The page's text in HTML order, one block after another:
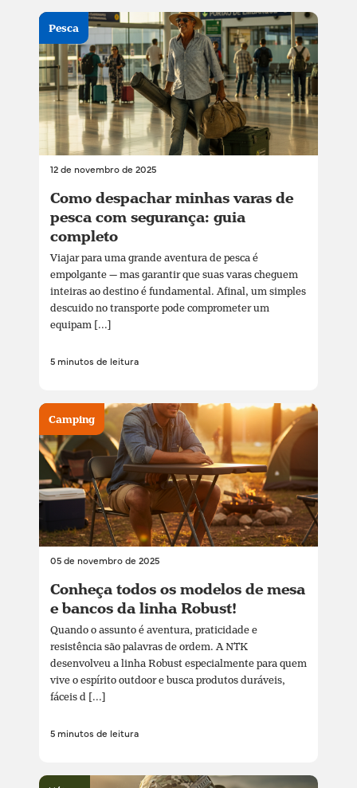
12 de novembro de 2025
Como despachar minhas varas de
pesca com segurança: guia
completo
Viajar para uma grande aventura de pesca é
empolgante — mas garantir que suas varas cheguem
inteiras ao destino é fundamental. Afinal, um simples
descuido no transporte pode comprometer um
equipam [...]
5 minutos de leitura
Pesca
05 de novembro de 2025
Conheça todos os modelos de mesa
e bancos da linha Robust!
Quando o assunto é aventura, praticidade e
resistência são palavras de ordem. A NTK
desenvolveu a linha Robust especialmente para quem
vive o espírito outdoor e busca produtos duráveis,
fáceis d [...]
5 minutos de leitura
Camping